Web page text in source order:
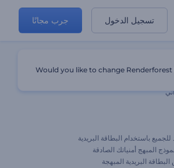
تسجيل الدخول جرب مجانًا
للجميع باستخدام البطاقة البريدية
المبهج أمنياتك الصادقة
البريدية المبهجة
Would you like to change Renderforest